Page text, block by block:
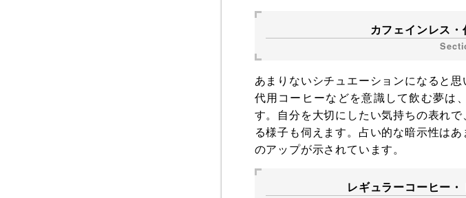
カフェインレス
あまりないシチュエーションになると
代用コーヒーなどを意識して飲む夢は
す。自分を大切にしたい気持ちの表れ
る様子も伺えます。占い的な暗示性は
のアップが示されています。
レギュラーコーヒー